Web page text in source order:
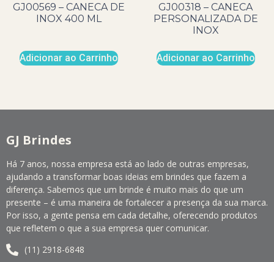
GJ00569 – CANECA DE
INOX 400 ML
Adicionar ao Carrinho
GJ00318 – CANECA
PERSONALIZADA DE
INOX
Adicionar ao Carrinho
GJ Brindes
Há 7 anos, nossa empresa está ao lado de outras empresas,
ajudando a transformar boas ideias em brindes que fazem a
diferença. Sabemos que um brinde é muito mais do que um
presente – é uma maneira de fortalecer a presença da sua marca.
Por isso, a gente pensa em cada detalhe, oferecendo produtos
que refletem o que a sua empresa quer comunicar.
(11) 2918-6848